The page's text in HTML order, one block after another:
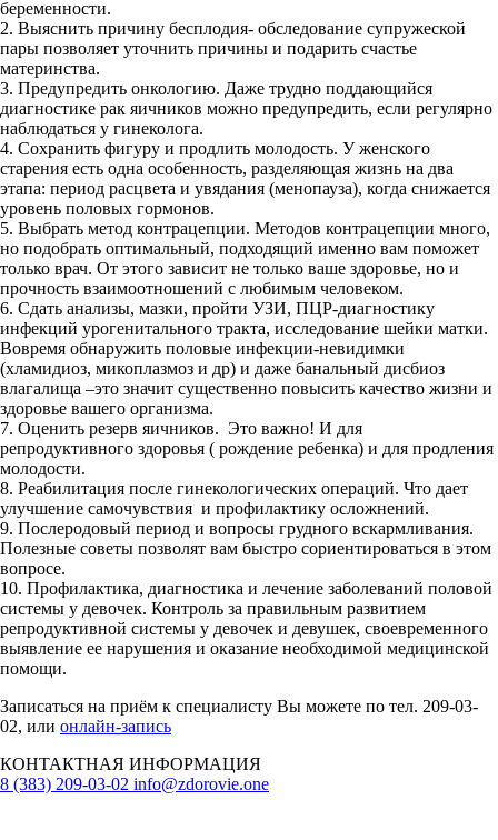
беременности.
2. Выяснить причину бесплодия- обследование супружеской
пары позволяет уточнить причины и подарить счастье
материнства.
3. Предупредить онкологию. Даже трудно поддающийся
диагностике рак яичников можно предупредить, если регулярно
наблюдаться у гинеколога.
4. Сохранить фигуру и продлить молодость. У женского
старения есть одна особенность, разделяющая жизнь на два
этапа: период расцвета и увядания (менопауза), когда снижается
уровень половых гормонов.
5. Выбрать метод контрацепции. Методов контрацепции много,
но подобрать оптимальный, подходящий именно вам поможет
только врач. От этого зависит не только ваше здоровье, но и
прочность взаимоотношений с любимым человеком.
6. Сдать анализы, мазки, пройти УЗИ, ПЦР-диагностику
инфекций урогенитального тракта, исследование шейки матки.
Вовремя обнаружить половые инфекции-невидимки
(хламидиоз, микоплазмоз и др) и даже банальный дисбиоз
влагалища –это значит существенно повысить качество жизни и
здоровье вашего организма.
7. Оценить резерв яичников. Это важно! И для
репродуктивного здоровья ( рождение ребенка) и для продления
молодости.
8. Реабилитация после гинекологических операций. Что дает
улучшение самочувствия и профилактику осложнений.
9. Послеродовый период и вопросы грудного вскармливания.
Полезные советы позволят вам быстро сориентироваться в этом
вопросе.
10. Профилактика, диагностика и лечение заболеваний половой
системы у девочек. Контроль за правильным развитием
репродуктивной системы у девочек и девушек, своевременного
выявление ее нарушения и оказание необходимой медицинской
помощи.
Записаться на приём к специалисту Вы можете по тел. 209-03-
02, или онлайн-запись
КОНТАКТНАЯ ИНФОРМАЦИЯ
8 (383) 209-03-02 info@zdorovie.one